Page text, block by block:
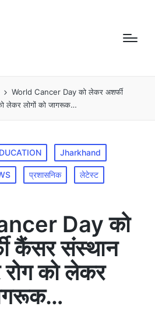
World Cancer Day को लेकर अशर्फी
लेकर लोगों को जागरूक…
Jharkhand
प्रशासनिक लेटेस्ट
Day को
कैंसर संस्थान
को लेकर